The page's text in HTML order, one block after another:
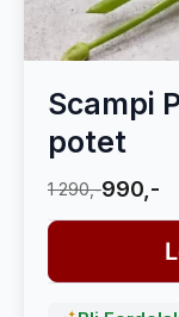
Scampi
potet
1 290,-990,-